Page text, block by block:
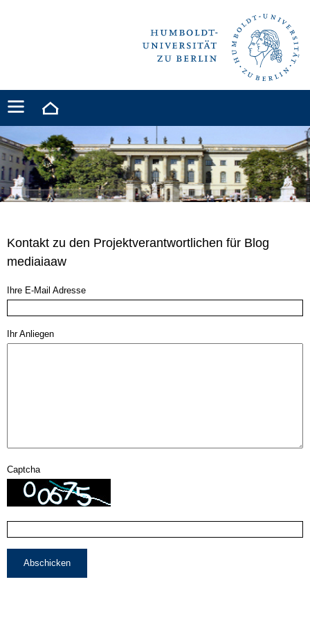
Kontakt zu den Projektverantwortlichen für Blog
mediaiaaw
Ihre E-Mail Adresse
Ihr Anliegen
Captcha
Abschicken